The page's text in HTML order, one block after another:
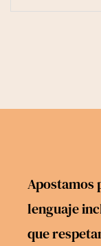
Apostamos
lenguaje
que